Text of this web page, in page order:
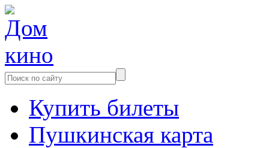
Купить билеты
Пушкинская карта